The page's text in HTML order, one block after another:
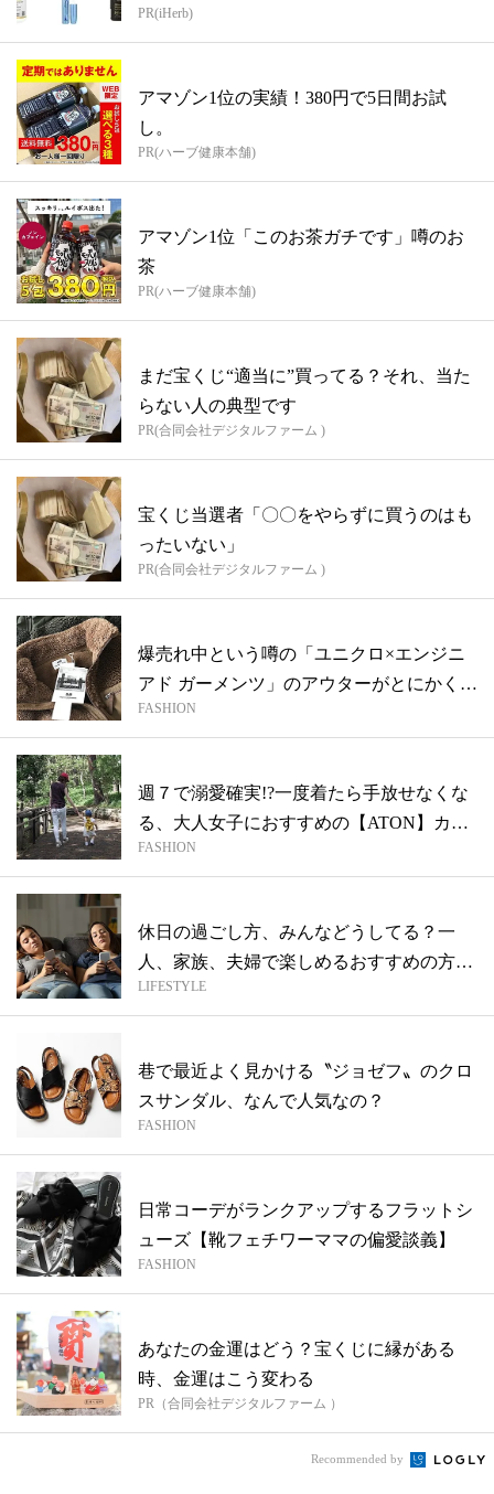
PR(iHerb)
アマゾン1位の実績！380円で5日間お試
し。
PR(ハーブ健康本舗)
アマゾン1位「このお茶ガチです」噂のお
茶
PR(ハーブ健康本舗)
まだ宝くじ“適当に”買ってる？それ、当た
らない人の典型です
PR(合同会社デジタルファーム )
宝くじ当選者「〇〇をやらずに買うのはも
ったいない」
PR(合同会社デジタルファーム )
爆売れ中という噂の「ユニクロ×エンジニ
アド ガーメンツ」のアウターがとにかく使
え...
FASHION
週７で溺愛確実!?一度着たら手放せなくな
る、大人女子におすすめの【ATON】カ
ッ...
FASHION
休日の過ごし方、みんなどうしてる？一
人、家族、夫婦で楽しめるおすすめの方法
まとめ
LIFESTYLE
巷で最近よく見かける〝ジョゼフ〟のクロ
スサンダル、なんで人気なの？
FASHION
日常コーデがランクアップするフラットシ
ューズ【靴フェチワーママの偏愛談義】
FASHION
あなたの金運はどう？宝くじに縁がある
時、金運はこう変わる
PR（合同会社デジタルファーム ）
Recommended by